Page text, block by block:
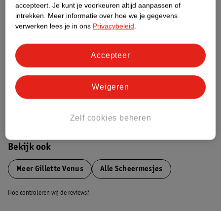
Etiketinformatie
Impact Score.
Bekijk ook
Meer Gillette Venus Alle Scheermesjes
Hoe controleren wij de reviews?
accepteert. Je kunt je voorkeuren altijd aanpassen of
intrekken. Meer informatie over hoe we je gegevens
verwerken lees je in ons Privacybeleid.
Zelf cookies beheren
Weigeren
Accepteer